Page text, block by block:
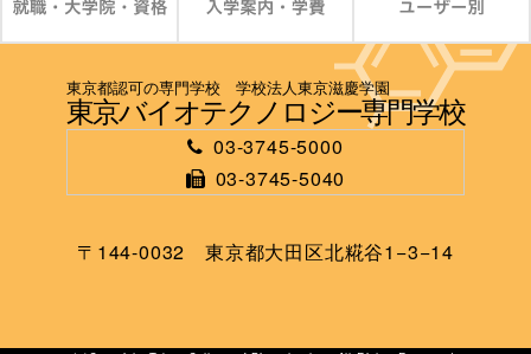
東京都認可の専門学校 学校法人東京滋慶学園
東京バイオテクノロジー専門学校
03-3745-5000
03-3745-5040
〒144-0032 東京都大田区北糀谷1−3−14